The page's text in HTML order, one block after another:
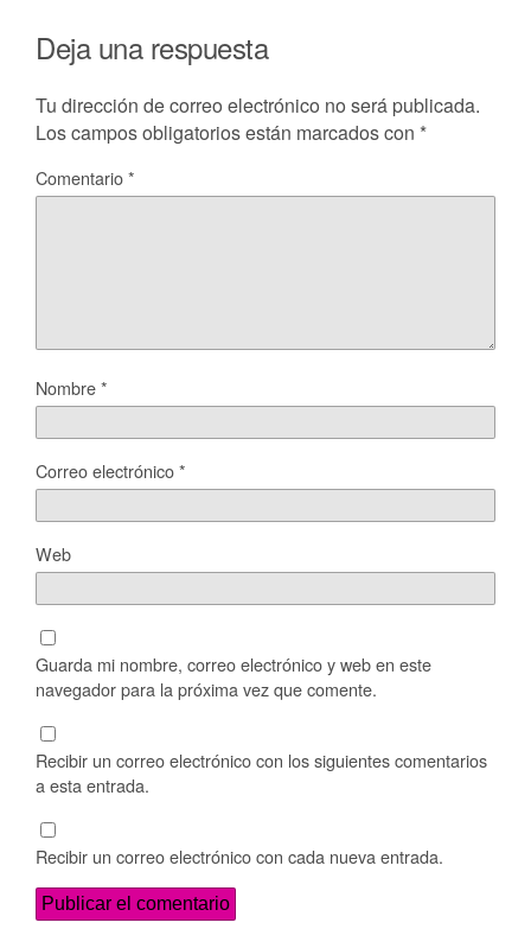
Deja una respuesta
Tu dirección de correo electrónico no será publicada.
Los campos obligatorios están marcados con *
Comentario*
Nombre*
Correo electrónico*
Web
Guarda mi nombre, correo electrónico y web en este
navegador para la próxima vez que comente.
Recibir un correo electrónico con los siguientes comentarios
a esta entrada.
Recibir un correo electrónico con cada nueva entrada.